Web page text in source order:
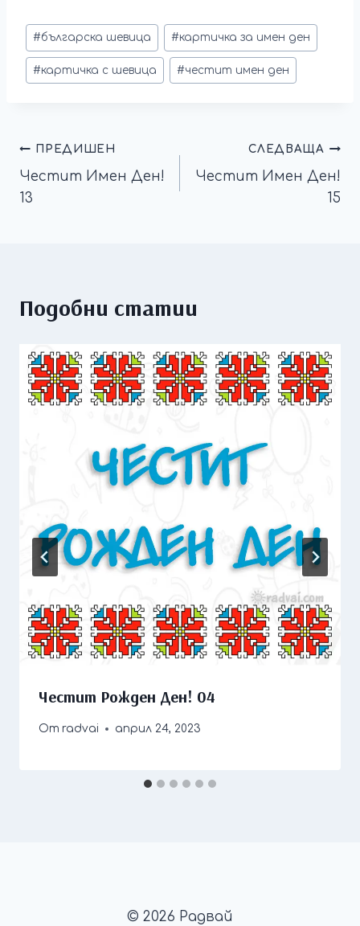
#българска шевица #картичка за имен ден
#картичка с шевица #честит имен ден
ПРЕДИШЕН
Честит Имен Ден!
13
СЛЕДВАЩА
Честит Имен Ден!
15
Подобни статии
Честит Рожден Ден! 04
От radvai април 24, 2023
© 2026 Радвай